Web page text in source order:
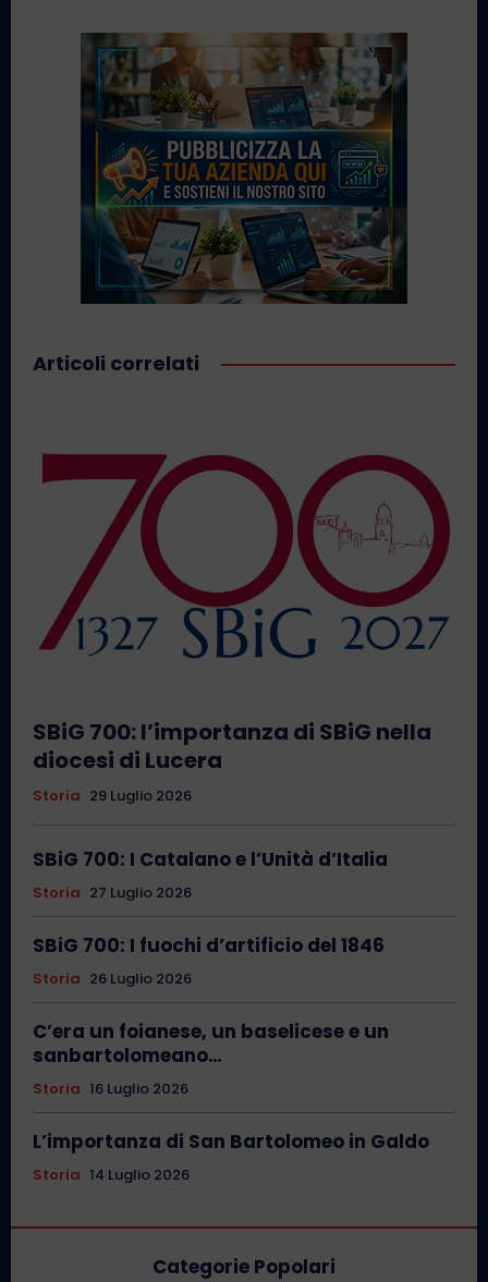
Articoli correlati
SBiG 700: l’importanza di SBiG nella
diocesi di Lucera
Storia 29 Luglio 2026
SBiG 700: I Catalano e l’Unità d’Italia
Storia 27 Luglio 2026
SBiG 700: I fuochi d’artificio del 1846
Storia 26 Luglio 2026
C’era un foianese, un baselicese e un
sanbartolomeano…
Storia 16 Luglio 2026
L’importanza di San Bartolomeo in Galdo
Storia 14 Luglio 2026
Categorie Popolari